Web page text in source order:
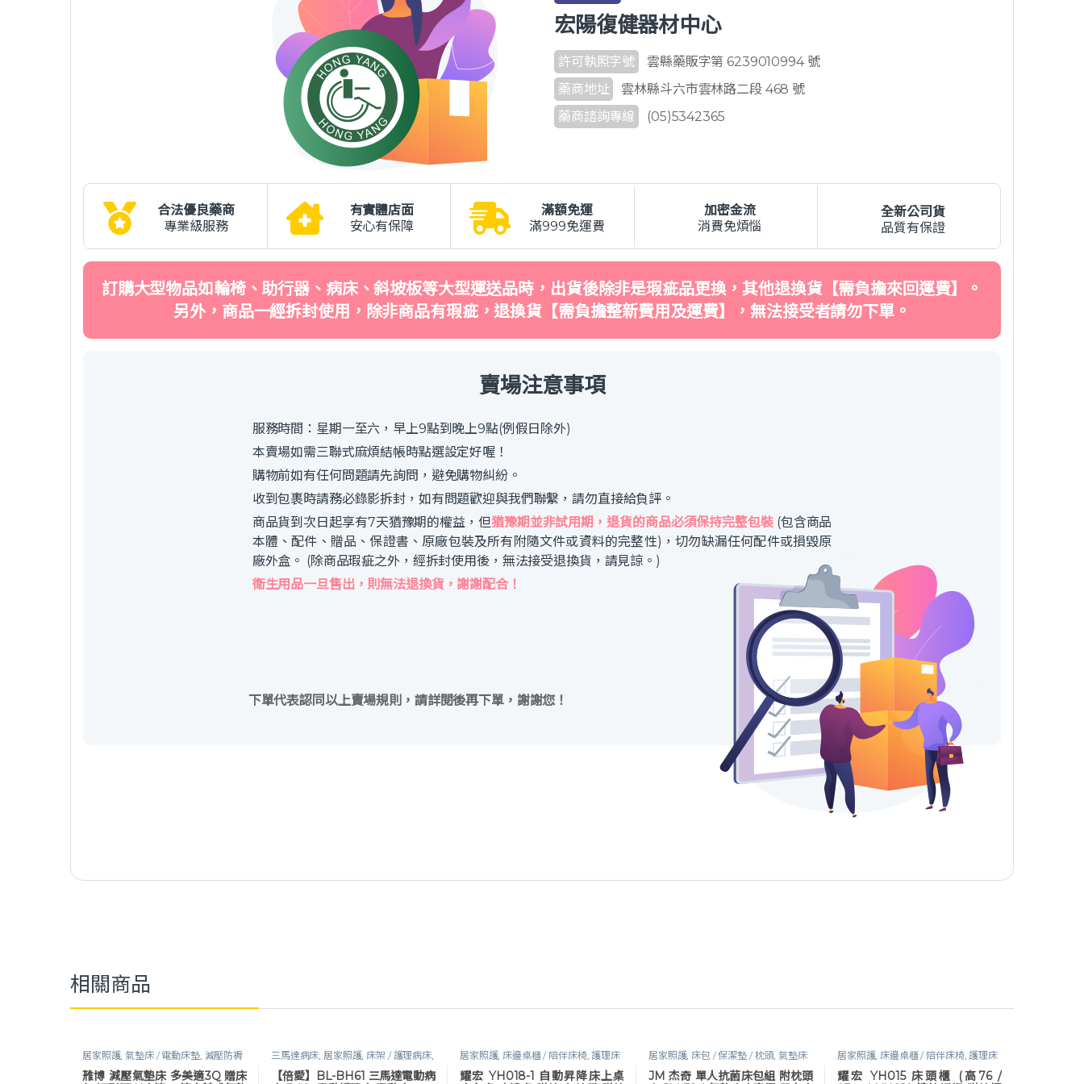
宏陽復健器材中心
許可執照字號
雲縣藥販字第 6239010994 號
藥商地址
雲林縣斗六市雲林路二段 468 號
藥商諮詢專線
(05)5342365
合法優良藥商
專業級服務
有實體店面
安心有保障
滿額免運
滿999免運費
加密金流
消費免煩惱
全新公司貨
品質有保證
訂購大型物品如輪椅、助行器、病床、斜坡板等大型運送品時，出貨後除非是瑕疵品更換，其他退換貨【需負擔來回運費】。
另外，商品一經拆封使用，除非商品有瑕疵，退換貨【需負擔整新費用及運費】，無法接受者請勿下單。
賣場注意事項
服務時間：星期一至六，早上9點到晚上9點(例假日除外)
本賣場如需三聯式麻煩結帳時點選設定好喔！
購物前如有任何問題請先詢問，避免購物糾紛。
收到包裹時請務必錄影拆封，如有問題歡迎與我們聯繫，請勿直接給負評。
商品貨到次日起享有7天猶豫期的權益，但猶豫期並非試用期，退貨的商品必須保持完整包裝(包含商品
本體、配件、贈品、保證書、原廠包裝及所有附隨文件或資料的完整性)，切勿缺漏任何配件或損毀原
廠外盒。 (除商品瑕疵之外，經拆封使用後，無法接受退換貨，請見諒。)
衛生用品一旦售出，則無法退換貨，謝謝配合！
下單代表認同以上賣場規則，請詳閱後再下單，謝謝您！
相關商品
居家照護,氣墊床 / 電動床墊, 減壓防褥
瘡,護理床具及配件, 長照專區, 預防褥
雃博 減壓氣墊床 多美適3Q 贈床
三馬達病床, 居家照護,床架 / 護理病床,
護理床具及配件,長照專區,預防褥瘡
【倍愛】BL-BH61 三馬達電動病
居家照護,床邊桌櫃 / 陪伴床椅, 護理床
具及配件
耀宏 YH018-1 自動昇降床上桌
居家照護,床包 / 保潔墊 / 枕頭,氣墊床
包 / 氣墊座套, 護理床具及配件
JM 杰奇 單人抗菌床包組 附枕頭
居家照護,床邊桌櫃 / 陪伴床椅, 護理床
具及配件
耀宏 YH015 床頭櫃 (高76 /